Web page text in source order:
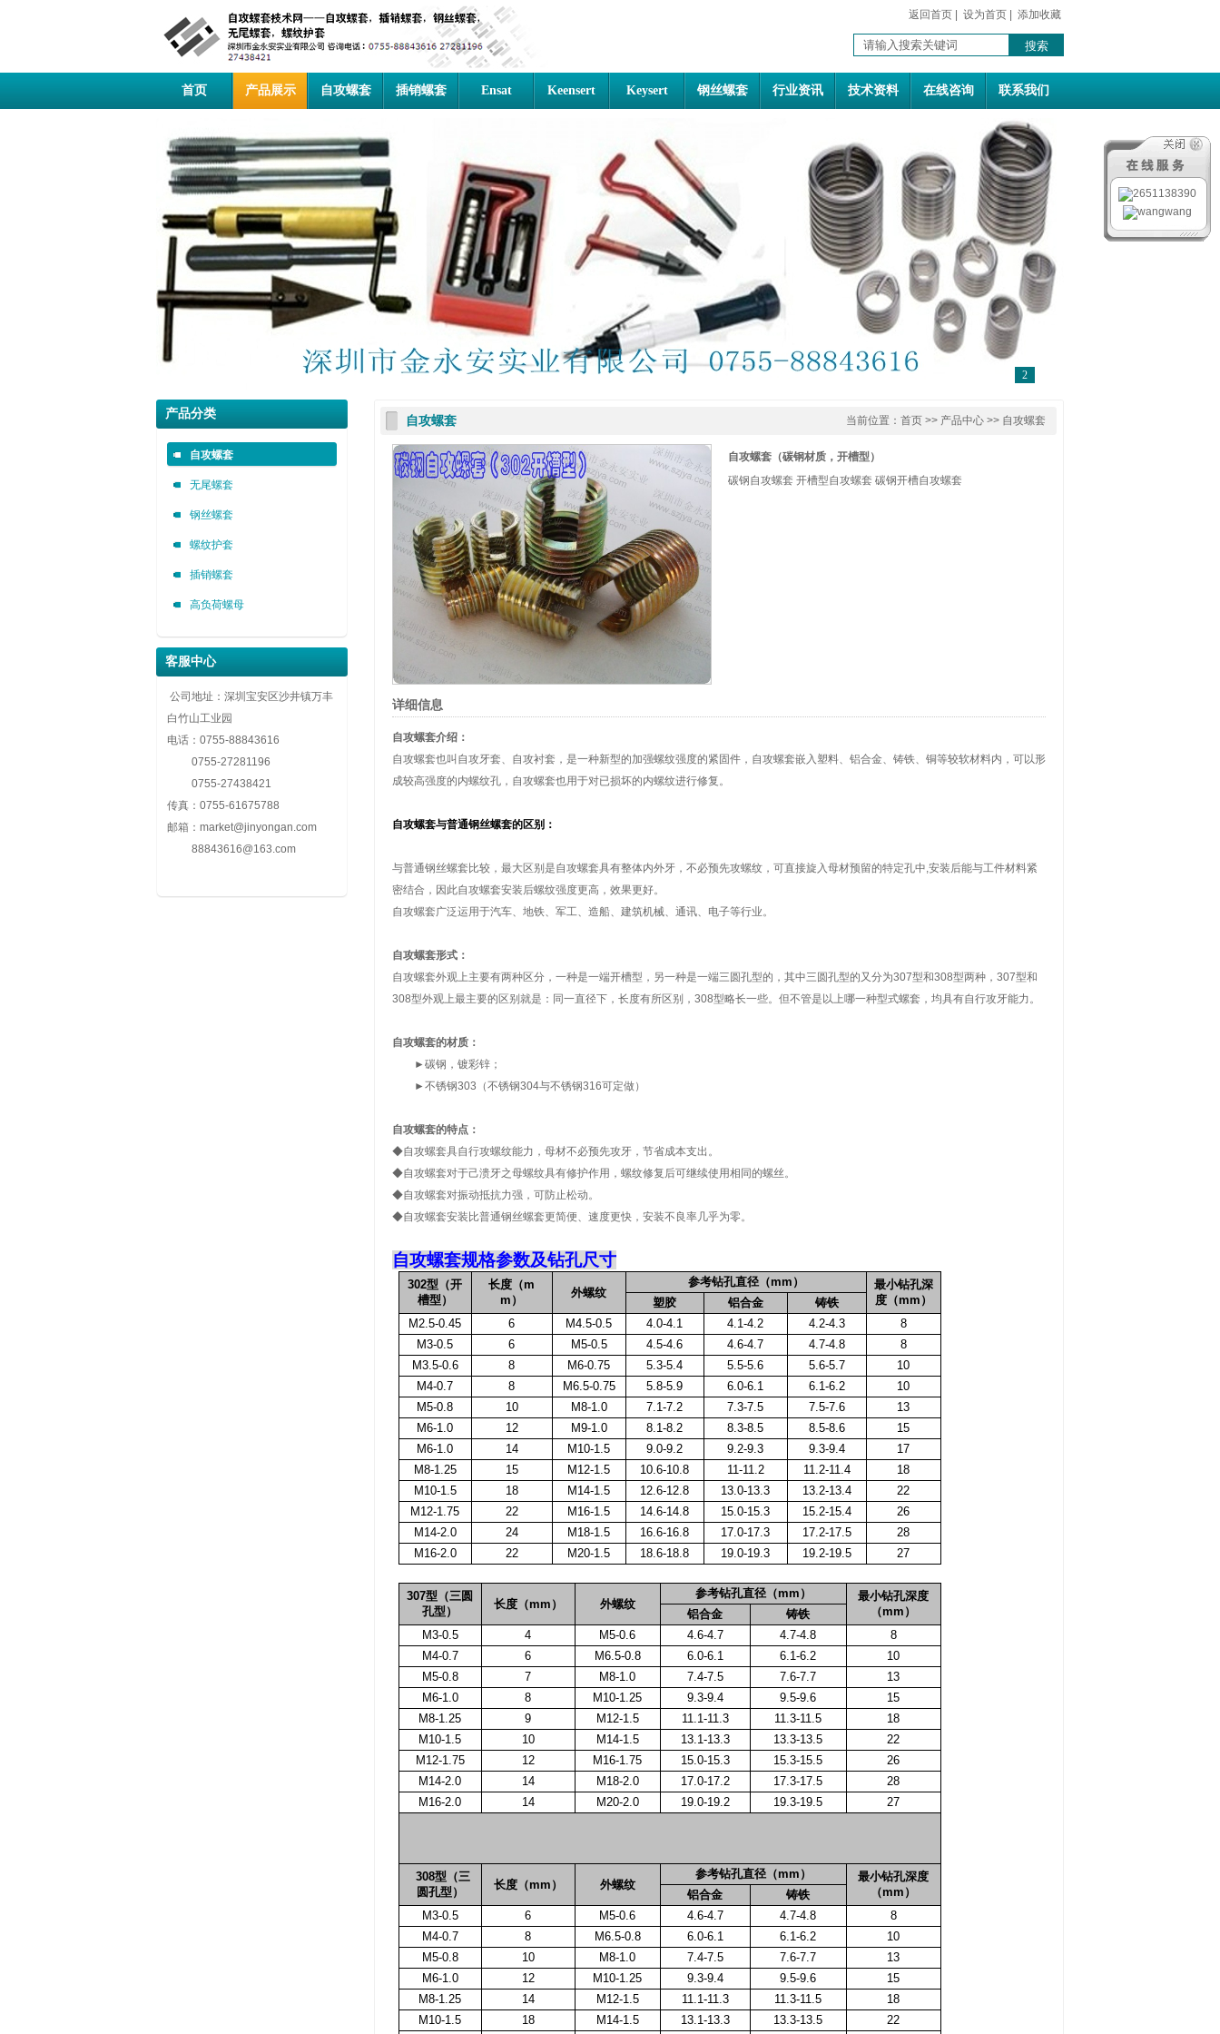
返回首页 设为首页 添加收藏
首页 产品展示 自攻螺套 插销螺套 Ensat Keensert Keysert 钢丝螺套 行业资讯 技术资料 在线咨询 联系我们
深圳市金永安装实业有限公司 0755-88843616
自攻螺套，无尾螺套，钢丝螺套，插销螺套厂家深圳市金永安装实业有限公司 0755-88843616
深圳市金永安装实业有限公司 0755-88843616
自攻螺套，无尾螺套，钢丝螺套，插销螺套厂家深圳市金永安装实业有限公司 0755-88843616
深圳市金永安装实业有限公司 0755-88843616
自攻螺套，无尾螺套，钢丝螺套，插销螺套厂家深圳市金永安装实业有限公司 0755-88843616
2
产品分类
自攻螺套
无尾螺套
钢丝螺套
螺纹护套
插销螺套
高负荷螺母
客服中心
公司地址：深圳宝安区沙井镇万丰
白竹山工业园
电话： 0755-88843616
0755-27281196
0755-27438421
传真： 0755-61675788
邮箱： market@jinyongan.com
88843616@163.com
自攻螺套 当前位置： 首页 >> 产品中心 >> 自攻螺套
自攻螺套（碳钢材质，开槽型）
碳钢自攻螺套 开槽型自攻螺套 碳钢开槽自攻螺套
详细信息
自攻螺套介绍：
自攻螺套也叫自攻牙套、自攻衬套，是一种新型的加强螺纹强度的紧固件，自攻螺套嵌入塑料、铝合金、铸铁、铜等较软材料内，可以形
成较高强度的内螺纹孔，自攻螺套也用于对已损坏的内螺纹进行修复。
自攻螺套与普通钢丝螺套的区别：
与普通钢丝螺套比较，最大区别是自攻螺套具有整体内外牙，不必预先攻螺纹，可直接旋入母材预留的特定孔中,安装后能与工件材料紧
密结合，因此自攻螺套安装后螺纹强度更高，效果更好。
自攻螺套广泛运用于汽车、地铁、军工、造船、建筑机械、通讯、电子等行业。
自攻螺套形式：
自攻螺套外观上主要有两种区分，一种是一端开槽型，另一种是一端三圆孔型的，其中三圆孔型的又分为307型和308型两种，307型和
308型外观上最主要的区别就是：同一直径下，长度有所区别，308型略长一些。但不管是以上哪一种型式螺套，均具有自行攻牙能力。
自攻螺套的材质：
►碳钢，镀彩锌；
►不锈钢303（不锈钢304与不锈钢316可定做）
自攻螺套的特点：
◆自攻螺套具自行攻螺纹能力，母材不必预先攻牙，节省成本支出。
◆自攻螺套对于己溃牙之母螺纹具有修护作用，螺纹修复后可继续使用相同的螺丝。
◆自攻螺套对振动抵抗力强，可防止松动。
◆自攻螺套安装比普通钢丝螺套更简便、速度更快，安装不良率几乎为零。
自攻螺套规格参数及钻孔尺寸
302型（开
槽型）
长度（m
m ）
外螺纹
参考钻孔直径（mm ）
最小钻孔深
度（mm ）
塑胶 铝合金
铸铁
M2.5-0.45
6 M4.5-0.5 4.0-4.1 4.1-4.2 4.2-4.3
8
M3-0.5
6 M5-0.5 4.5-4.6 4.6-4.7 4.7-4.8
8
M3.5-0.6
8 M6-0.75 5.3-5.4 5.5-5.6 5.6-5.7
10
M4-0.7
8 M6.5-0.75 5.8-5.9 6.0-6.1 6.1-6.2
10
M5-0.8
10 M8-1.0 7.1-7.2 7.3-7.5 7.5-7.6
13
M6-1.0
12 M9-1.0 8.1-8.2 8.3-8.5 8.5-8.6
15
M6-1.0
14 M10-1.5 9.0-9.2 9.2-9.3 9.3-9.4
17
M8-1.25
15 M12-1.5 10.6-10.8 11-11.2 11.2-11.4
18
M10-1.5
18 M14-1.5 12.6-12.8 13.0-13.3 13.2-13.4
22
M12-1.75
22 M16-1.5 14.6-14.8 15.0-15.3 15.2-15.4
26
M14-2.0
24 M18-1.5 16.6-16.8 17.0-17.3 17.2-17.5
28
M16-2.0
22 M20-1.5 18.6-18.8 19.0-19.3 19.2-19.5 27
307型（三圆
孔型）
长度（mm ） 外螺纹
参考钻孔直径（mm ）
最小钻孔深度
（mm ）
铝合金
铸铁
M3-0.5
4 M5-0.6 4.6-4.7 4.7-4.8
8
M4-0.7
6 M6.5-0.8 6.0-6.1 6.1-6.2
10
M5-0.8
7 M8-1.0 7.4-7.5 7.6-7.7
13
M6-1.0
8 M10-1.25 9.3-9.4 9.5-9.6
15
M8-1.25
9 M12-1.5 11.1-11.3 11.3-11.5
18
M10-1.5
10 M14-1.5 13.1-13.3 13.3-13.5
22
M12-1.75
12 M16-1.75 15.0-15.3 15.3-15.5
26
M14-2.0
14 M18-2.0 17.0-17.2 17.3-17.5
28
M16-2.0
14 M20-2.0 19.0-19.2 19.3-19.5 27
308型（三
圆孔型）
长度（mm ） 外螺纹
参考钻孔直径（mm ）
最小钻孔深度
（mm ）
铝合金
铸铁
M3-0.5
6 M5-0.6 4.6-4.7 4.7-4.8
8
M4-0.7
8 M6.5-0.8 6.0-6.1 6.1-6.2
10
M5-0.8
10 M8-1.0 7.4-7.5 7.6-7.7
13
M6-1.0
12 M10-1.25 9.3-9.4 9.5-9.6
15
M8-1.25
14 M12-1.5 11.1-11.3 11.3-11.5
18
M10-1.5
18 M14-1.5 13.1-13.3 13.3-13.5
22